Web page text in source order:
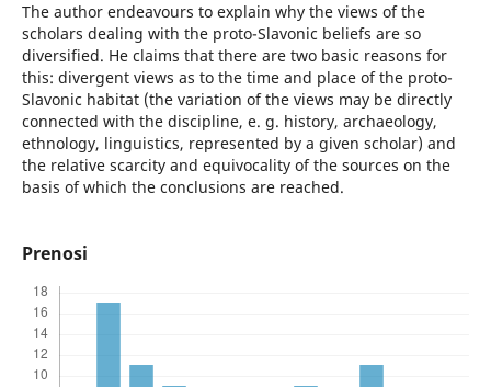
The author endeavours to explain why the views of the
scholars dealing with the proto-Slavonic beliefs are so
diversified. He claims that there are two basic reasons for
this: divergent views as to the time and place of the proto-
Slavonic habitat (the variation of the views may be directly
connected with the discipline, e. g. history, archaeology,
ethnology, linguistics, represented by a given scholar) and
the relative scarcity and equivocality of the sources on the
basis of which the conclusions are reached.
Prenosi